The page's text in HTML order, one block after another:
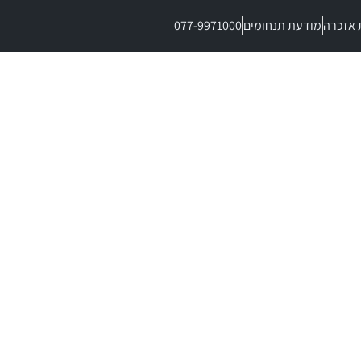
אזכרהמודעת תנחומים077-9971000